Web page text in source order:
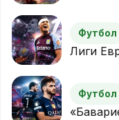
Футбол
Лиги
Футбол